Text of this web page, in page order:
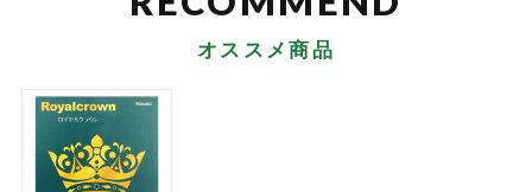
オススメ商品